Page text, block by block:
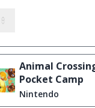
Animal
Pocket Camp
Nintendo